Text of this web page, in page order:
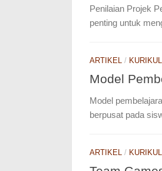
Penilaian Projek
penting untuk
ARTIKEL /
Model
Model
berpusat pada
ARTIKEL /